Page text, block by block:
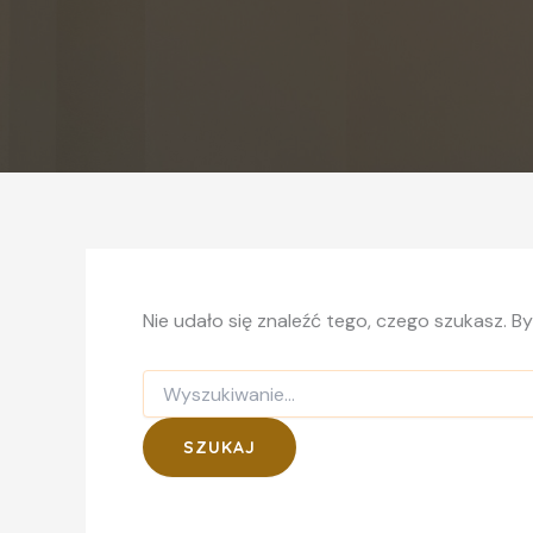
Nie udało się znaleźć tego, czego szukasz.
Szukaj
dla: